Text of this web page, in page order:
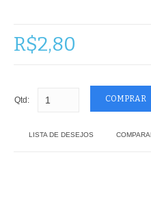
CONTATO
R$2,80
Qtd:
LISTA DE DESEJOS